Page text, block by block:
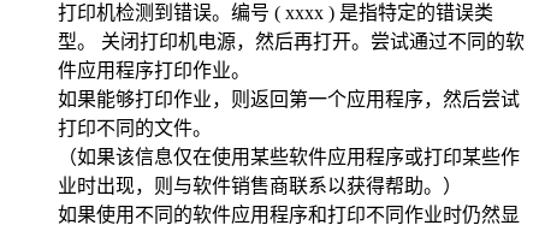
打印机检测到错误。编号 ( xxxx ) 是指特定的错误类
型。 关闭打印机电源，然后再打开。尝试通过不同的软
件应用程序打印作业。
如果能够打印作业，则返回第一个应用程序，然后尝试
打印不同的文件。
（如果该信息仅在使用某些软件应用程序或打印某些作
业时出现，则与软件销售商联系以获得帮助。）
如果使用不同的软件应用程序和打印不同作业时仍然显